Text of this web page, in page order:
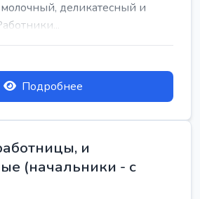
деликатесный и
Подробнее
и
(начальники - с